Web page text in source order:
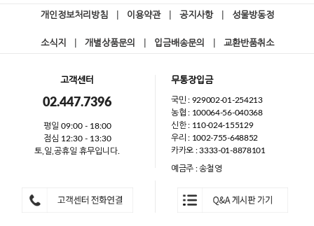
개인정보처리방침 이용약관 공지사항 성물방동정
소식지 개별상품문의 입금배송문의 교환반품취소
고객센터
02.447.7396
평일 09:00 - 18:00
점심 12:30 - 13:30
토,일,공휴일 휴무입니다.
무통장입금
국민 : 929002-01-254213
농협 : 100064-56-040368
신한 : 110-024-155129
우리 : 1002-755-648852
카카오 : 3333-01-8878101
예금주 : 송철영